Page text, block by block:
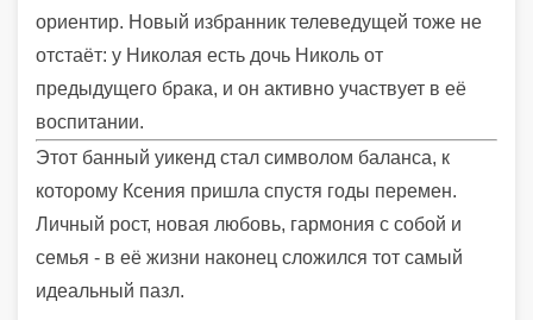
ориентир. Новый избранник телеведущей тоже не
отстаёт: у Николая есть дочь Николь от
предыдущего брака, и он активно участвует в её
воспитании.
Этот банный уикенд стал символом баланса, к
которому Ксения пришла спустя годы перемен.
Личный рост, новая любовь, гармония с собой и
семья - в её жизни наконец сложился тот самый
идеальный пазл.